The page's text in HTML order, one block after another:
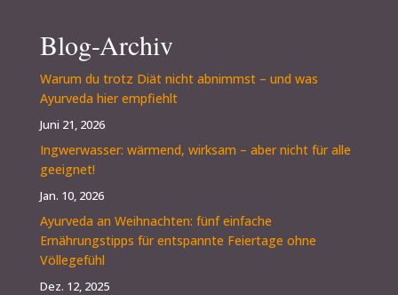
Blog-Archiv
Warum du trotz Diät nicht abnimmst – und was
Ayurveda hier empfiehlt
Juni 21, 2026
Ingwerwasser: wärmend, wirksam – aber nicht für alle
geeignet!
Jan. 10, 2026
Ayurveda an Weihnachten: fünf einfache
Ernährungstipps für entspannte Feiertage ohne
Völlegefühl
Dez. 12, 2025